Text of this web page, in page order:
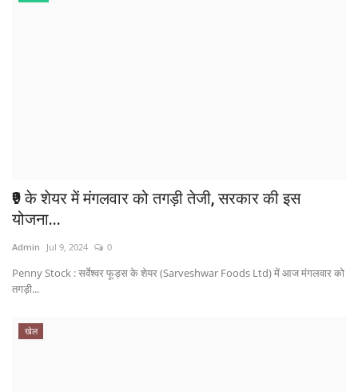
₹9 के शेयर में मंगलवार को तगड़ी तेजी, सरकार की इस
योजना...
Admin Jul 9, 2024 0
Penny Stock : सर्वेश्वर फूड्स के शेयर (Sarveshwar Foods Ltd) में आज मंगलवार को
तगड़ी...
खेल